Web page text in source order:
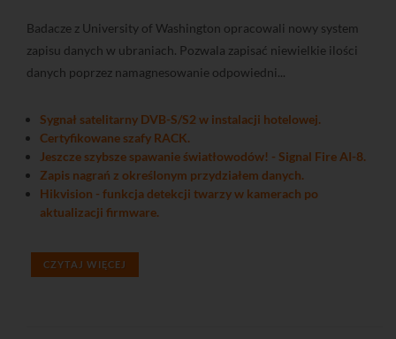
Badacze z University of Washington opracowali nowy system
zapisu danych w ubraniach. Pozwala zapisać niewielkie ilości
danych poprzez namagnesowanie odpowiedni...
Sygnał satelitarny DVB-S/S2 w instalacji hotelowej.
Certyfikowane szafy RACK.
Jeszcze szybsze spawanie światłowodów! - Signal Fire AI-8.
Zapis nagrań z określonym przydziałem danych.
Hikvision - funkcja detekcji twarzy w kamerach po
aktualizacji firmware.
CZYTAJ WIĘCEJ